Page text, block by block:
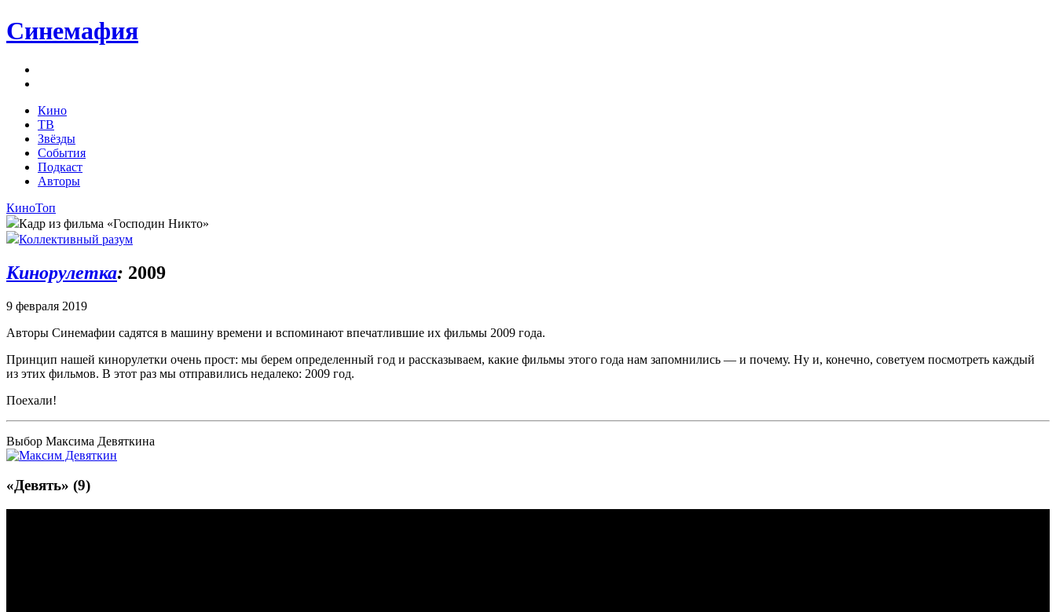
Синемафия
Кино
ТВ
Звёзды
События
Подкаст
Авторы
КиноТоп
Кадр из фильма «Господин Никто»
Коллективный разум
Кинорулетка: 2009
9 февраля 2019
Авторы Синемафии садятся в машину времени и вспоминают впечатлившие их фильмы 2009 года.
Принцип нашей кинорулетки очень прост: мы берем определенный год и рассказываем, какие фильмы этого года нам запомнились — и почему. Ну и, конечно, советуем посмотреть каждый
из этих фильмов. В этот раз мы отправились недалеко: 2009 год.
Поехали!
Выбор Максима Девяткина
«Девять» (9)